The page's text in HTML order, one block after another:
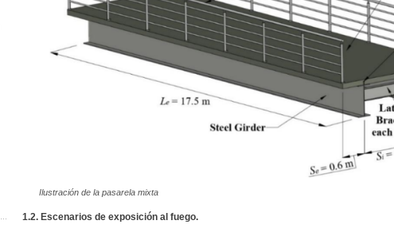
Ilustración de la pasarela mixta
1.2. Escenarios de exposición al fuego.